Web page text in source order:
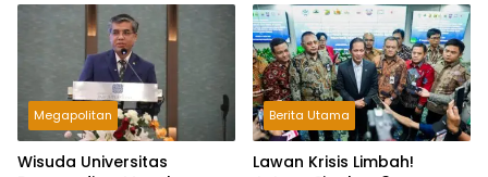
Megapolitan
Wisuda Universitas
Berita Utama
Lawan Krisis Limbah!